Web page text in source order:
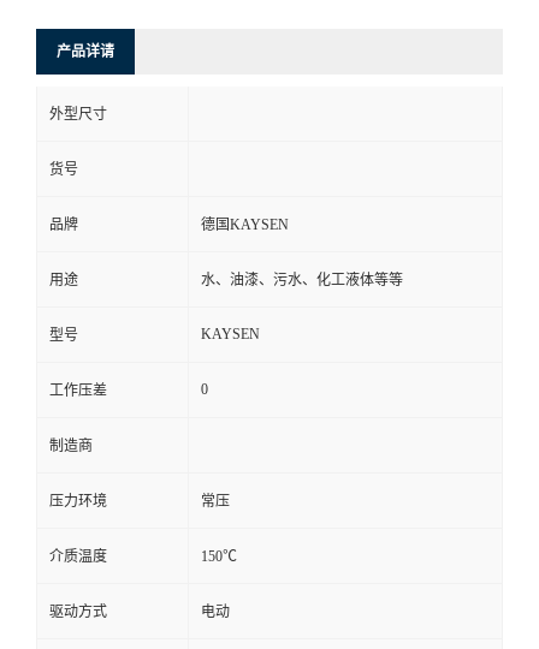
产品详请
外型尺寸
货号
品牌 德国KAYSEN
用途 水、油漆、污水、化工液体等等
型号 KAYSEN
工作压差 0
制造商
压力环境 常压
介质温度 150℃
驱动方式 电动